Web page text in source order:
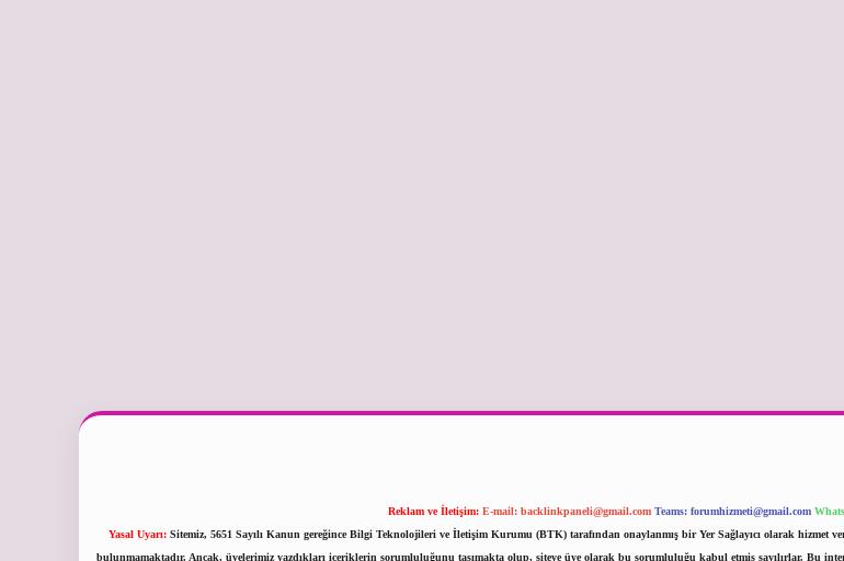
Reklam ve İletişim: E-mail: backlinkpaneli@gmail.com Teams: forumhizmeti@gmail.com
Yasal Uyarı: Sitemiz, 5651 Sayılı Kanun gereğince Bilgi Teknolojileri ve İletişim Kurumu (BTK) tarafından onaylanmış bir Yer Sağlayıcı olarak
bulunmamaktadır. Ancak, üyelerimiz yazdıkları içeriklerin sorumluluğunu taşımakta olup, siteye üye olarak bu sorumluluğu kabul etmiş sayılırlar. Bu